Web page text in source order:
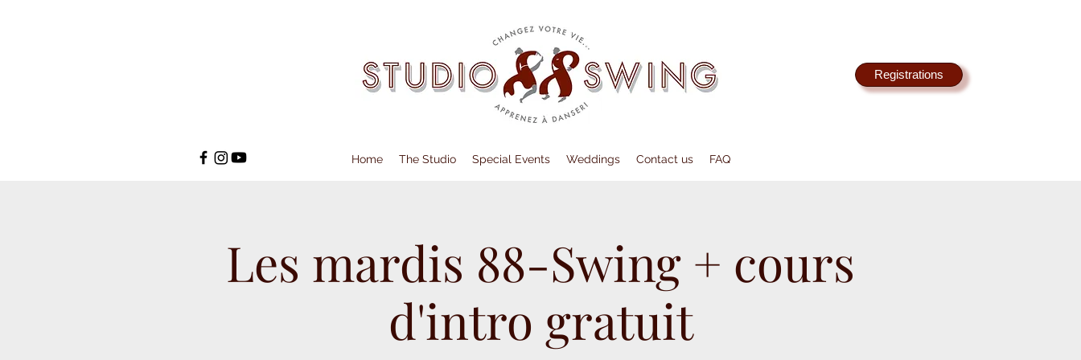
Registrations
Home The Studio Special Events Weddings Contact us FAQ
Les mardis 88-Swing + cours
d'intro gratuit